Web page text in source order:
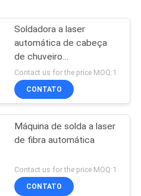
Soldadora a laser
automática de cabeça
de chuveiro
personalizada
Contact us for the price MOQ:1
CONTATO
Máquina de solda a laser
de fibra automática
Contact us for the price MOQ:1
CONTATO